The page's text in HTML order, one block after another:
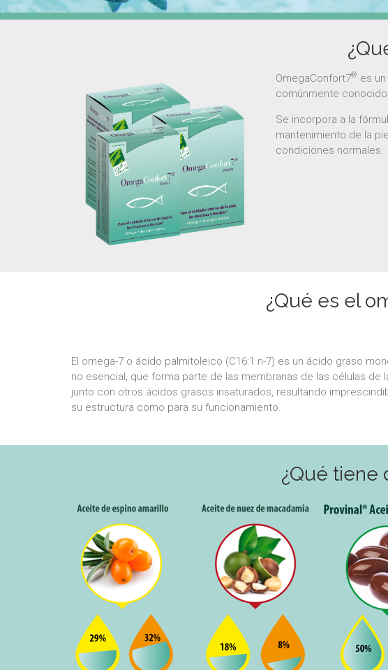
OmegaConfort7® es
comúnmente
Se incorpora a la
mantenimiento de la
condiciones normales.
¿Qué es el
El omega-7 o ácido palmitoleico (C16:1 n-7) es un ácido graso
no esencial, que forma parte de las membranas de las células de
junto con otros ácidos grasos insaturados, resultando
su estructura como para su funcionamiento.
¿Qué tiene